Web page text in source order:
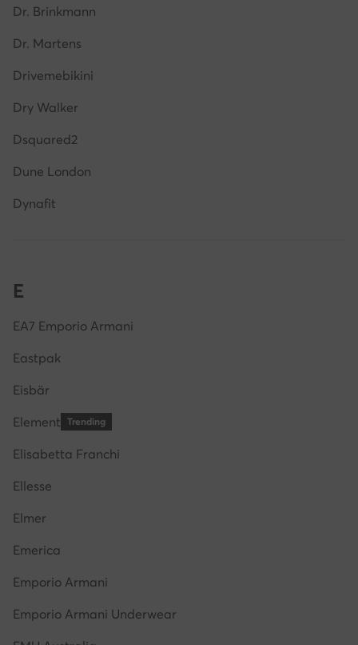
Dr. Brinkmann
Dr. Martens
Drivemebikini
Dry Walker
Dsquared2
Dune London
Dynafit
E
EA7 Emporio Armani
Eastpak
Eisbär
Element Trending
Elisabetta Franchi
Ellesse
Elmer
Emerica
Emporio Armani
Emporio Armani Underwear